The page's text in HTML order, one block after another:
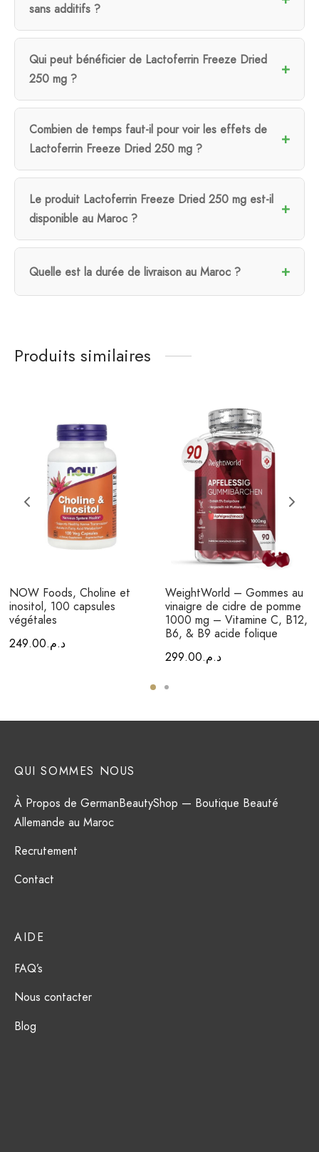
sans additifs ?
Qui peut bénéficier de Lactoferrin Freeze Dried
250 mg ?
Combien de temps faut-il pour voir les effets de
Lactoferrin Freeze Dried 250 mg ?
Le produit Lactoferrin Freeze Dried 250 mg est-il
disponible au Maroc ?
Quelle est la durée de livraison au Maroc ?
Produits similaires
NOW Foods, Choline et
inositol, 100 capsules
végétales
د.م.249.00
WeightWorld – Gommes au
vinaigre de cidre de pomme
1000 mg – Vitamine C, B12,
B6, & B9 acide folique
د.م.299.00
AIDE
FAQ’s
Nous contacter
Blog
QUI SOMMES NOUS
À Propos de GermanBeautyShop — Boutique Beauté
Allemande au Maroc
Recrutement
Contact